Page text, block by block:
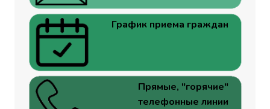
График приема граждан
Прямые, "горячие"
телефонные линии